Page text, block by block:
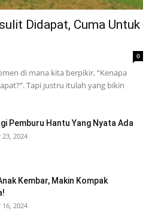
Didapat, Cuma Untuk
0
di mana kita berpikir, “Kenapa
Tapi justru itulah yang bikin
Pemburu Hantu Yang Nyata Ada
2024
Kembar, Makin Kompak
2024